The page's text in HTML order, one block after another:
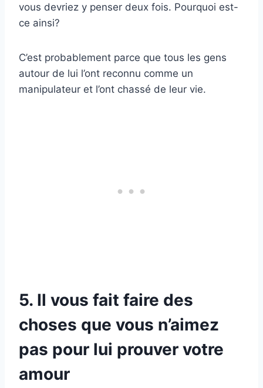
vous devriez y penser deux fois. Pourquoi est-
ce ainsi?
C’est probablement parce que tous les gens
autour de lui l’ont reconnu comme un
manipulateur et l’ont chassé de leur vie.
5. Il vous fait faire des
choses que vous n’aimez
pas pour lui prouver votre
amour